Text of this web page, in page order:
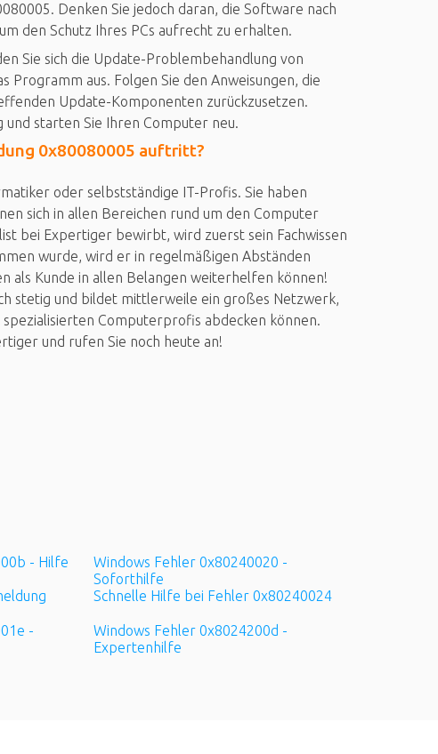
Denken Sie jedoch daran, die Software nach
den Schutz Ihres PCs aufrecht zu erhalten.
Sie sich die Update-Problembehandlung von
aus. Folgen Sie den Anweisungen, die
Update-Komponenten zurückzusetzen.
starten Sie Ihren Computer neu.
0x80080005 auftritt?
oder selbstständige IT-Profis. Sie haben
sich in allen Bereichen rund um den Computer
bei Expertiger bewirbt, wird zuerst sein Fachwissen
wurde, wird er in regelmäßigen Abständen
als Kunde in allen Belangen weiterhelfen können!
stetig und bildet mittlerweile ein großes Netzwerk,
Computerprofis abdecken können.
und rufen Sie noch heute an!
- Hilfe
-
Windows Fehler 0x80240020 -
Soforthilfe
Schnelle Hilfe bei Fehler 0x80240024
Windows Fehler 0x8024200d -
Expertenhilfe